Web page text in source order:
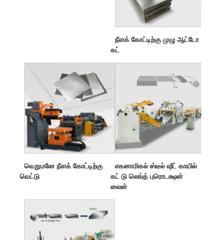
நீளக் கோட்டிற்கு முழு ஆட்டோ
கட்
வெறுமனே நீளக் கோட்டிற்கு
வெட்டு
எகனாமிகல் ஸ்டீல் ஷீட் காயில்
கட் டு லெங்த் புரொடக்ஷன்
லைன்